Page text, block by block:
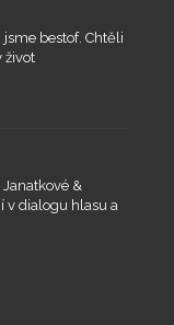
bestof. Chtěli
život
&
v dialogu hlasu a